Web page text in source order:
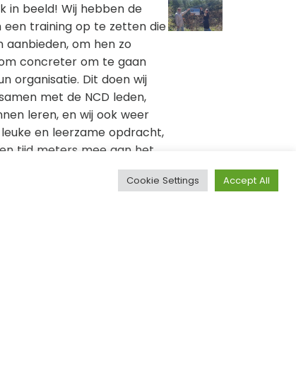
in beeld! Wij hebben de
een training op te zetten die
aanbieden, om hen zo
concreter om te gaan
organisatie. Dit doen wij
met de NCD leden,
leren, en wij ook weer
en leerzame opdracht,
tijd meters mee aan het
meters maken, zoals je op
park van de UtrechtseCookie Settings Accept All